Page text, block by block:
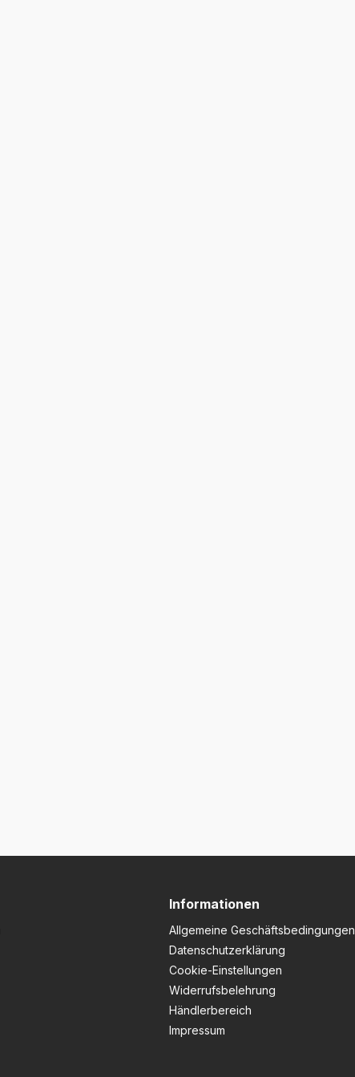
Informationen
Allgemeine Geschäftsbedingungen
Datenschutzerklärung
Cookie-Einstellungen
Widerrufsbelehrung
Händlerbereich
Impressum